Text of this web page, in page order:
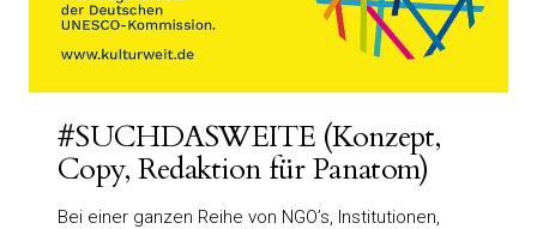
#SUCHDASWEITE (Konzept,
Copy, Redaktion für Panatom)
Bei einer ganzen Reihe von NGO’s, Institutionen,